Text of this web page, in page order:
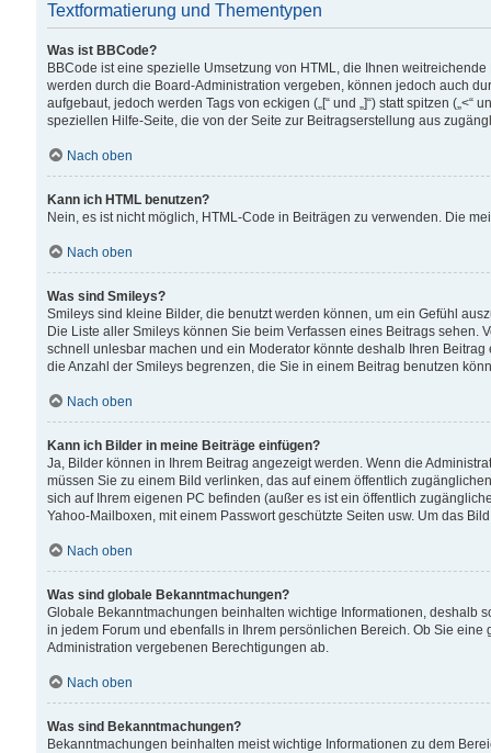
Textformatierung und Thementypen
Was ist BBCode?
BBCode ist eine spezielle Umsetzung von HTML, die Ihnen
werden durch die Board-Administration vergeben, können jedoch auch
aufgebaut, jedoch werden Tags von eckigen („[“ und „]“) statt spitzen
speziellen Hilfe-Seite, die von der Seite zur Beitragserstellung aus
Nach oben
Kann ich HTML benutzen?
Nein, es ist nicht möglich, HTML-Code in Beiträgen zu verwenden. Die
Nach oben
Was sind Smileys?
Smileys sind kleine Bilder, die benutzt werden können, um ein Gefühl
Die Liste aller Smileys können Sie beim Verfassen eines Beitrags
schnell unlesbar machen und ein Moderator könnte deshalb Ihren
die Anzahl der Smileys begrenzen, die Sie in einem Beitrag benutzen
Nach oben
Kann ich Bilder in meine Beiträge einfügen?
Ja, Bilder können in Ihrem Beitrag angezeigt werden. Wenn die
müssen Sie zu einem Bild verlinken, das auf einem öffentlich
sich auf Ihrem eigenen PC befinden (außer es ist ein öffentlich
Yahoo-Mailboxen, mit einem Passwort geschützte Seiten usw. Um das
Nach oben
Was sind globale Bekanntmachungen?
Globale Bekanntmachungen beinhalten wichtige Informationen, deshalb
in jedem Forum und ebenfalls in Ihrem persönlichen Bereich. Ob Sie
Administration vergebenen Berechtigungen ab.
Nach oben
Was sind Bekanntmachungen?
Bekanntmachungen beinhalten meist wichtige Informationen zu dem